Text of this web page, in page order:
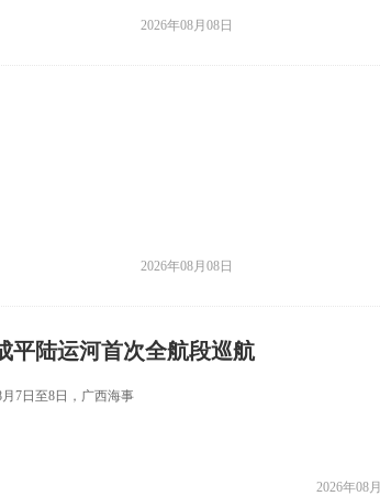
2026年08月08日
2026年08月08日
平陆运河首次全航段巡航
7日至8日，广西海事
2026年08